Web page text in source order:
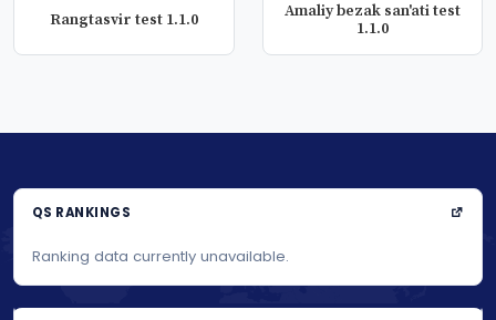
Rangtasvir test 1.1.0
Amaliy bezak san'ati test
1.1.0
QS RANKINGS
Ranking data currently unavailable.